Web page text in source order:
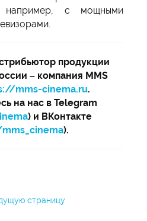
например, с мощными
продукции
– компания MMS
mms-cinema.ru.
на нас в Telegram
) и ВКонтакте
).
страницу